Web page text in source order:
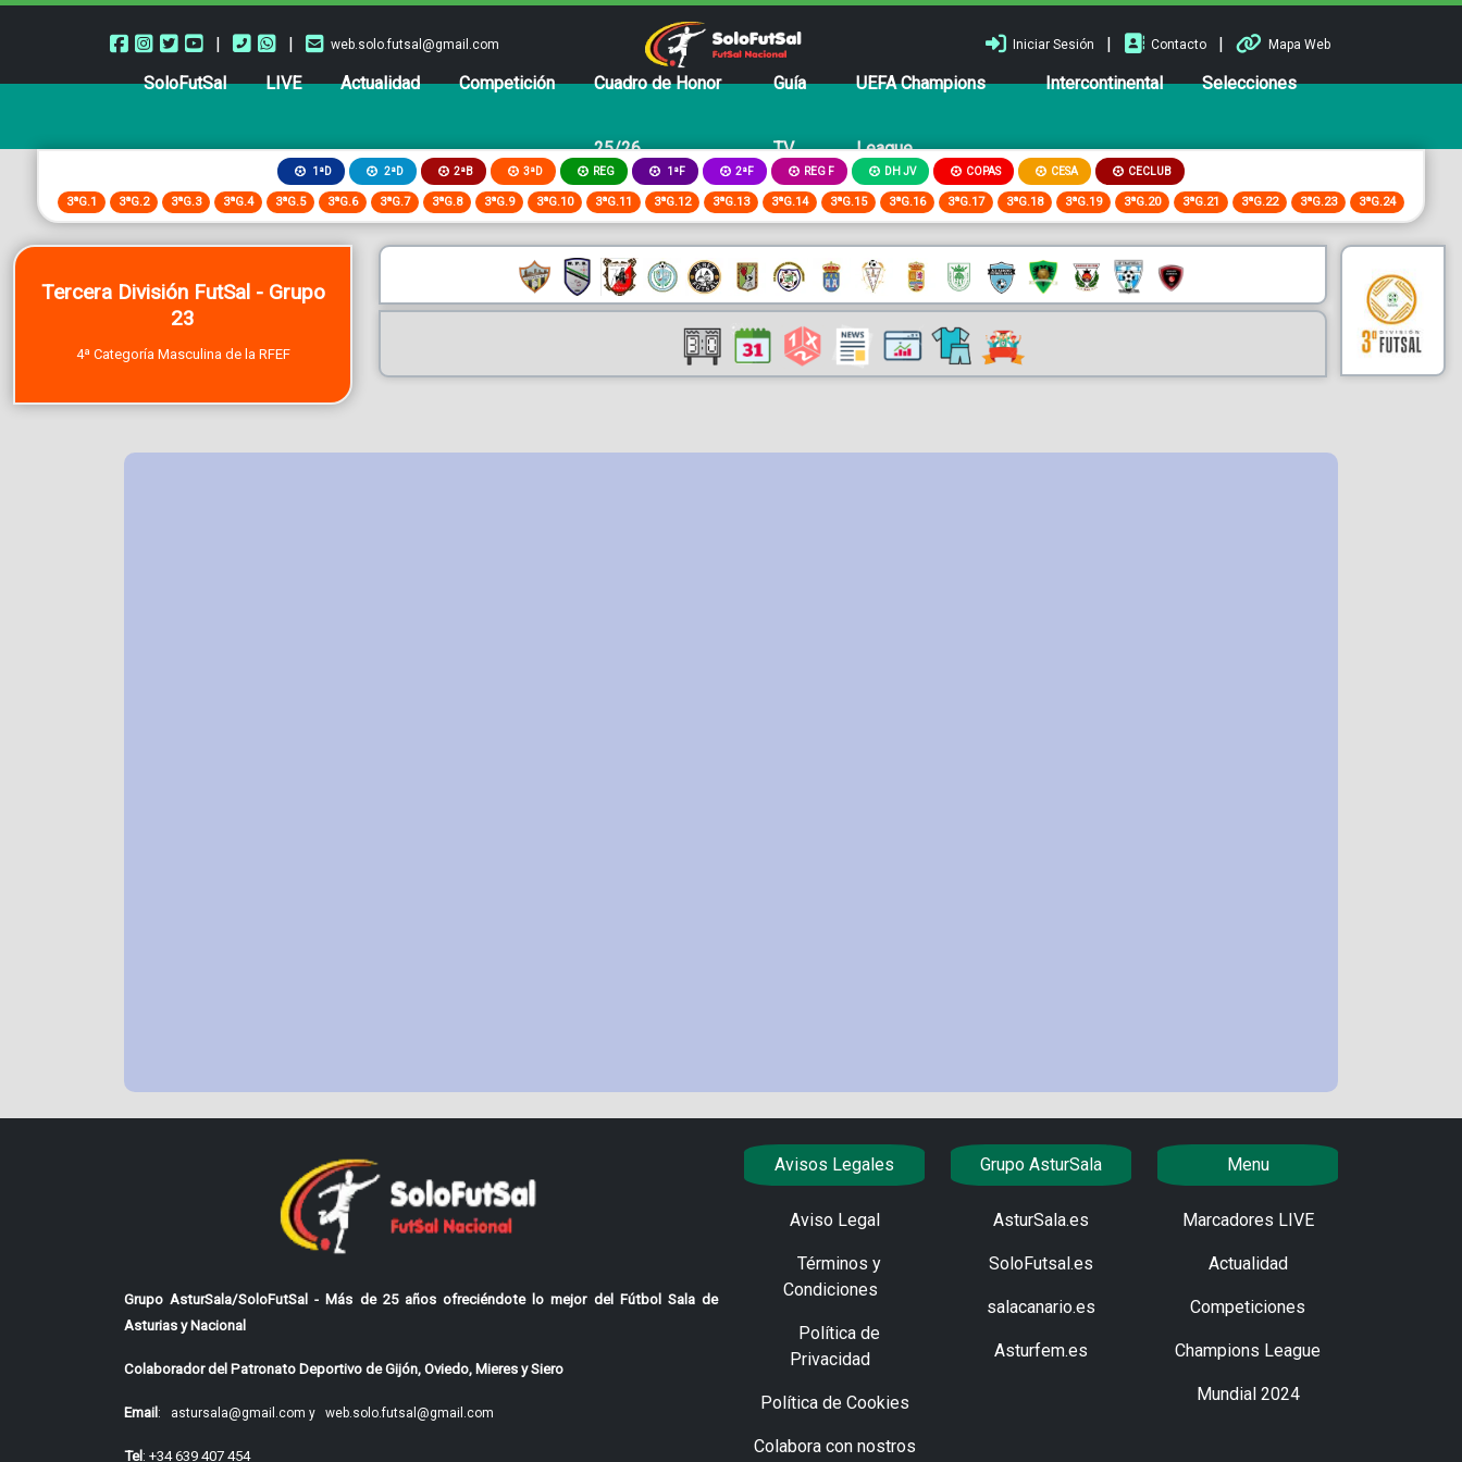
| | web.solo.futsal@gmail.com Iniciar Sesión | Contacto | Mapa Web
SoloFutSal LIVE Actualidad Competición Cuadro de Honor
25/26
Guía
TV
UEFA Champions
League
Intercontinental Selecciones
1ªD 2ªD 2ªB 3ªD REG 1ªF 2ªF REG F DH JV COPAS CESA CECLUB
3ªG.1 3ªG.2 3ªG.3 3ªG.4 3ªG.5 3ªG.6 3ªG.7 3ªG.8 3ªG.9 3ªG.10 3ªG.11 3ªG.12 3ªG.13 3ªG.14 3ªG.15 3ªG.16 3ªG.17 3ªG.18 3ªG.19 3ªG.20 3ªG.21 3ªG.22 3ªG.23 3ªG.24
Tercera División FutSal - Grupo
23
4ª Categoría Masculina de la RFEF
Grupo AsturSala/SoloFutSal - Más de 25 años ofreciéndote lo mejor del Fútbol Sala de
Asturias y Nacional
Colaborador del Patronato Deportivo de Gijón, Oviedo, Mieres y Siero
Email : astursala@gmail.com y web.solo.futsal@gmail.com
Tel : +34 639 407 454
Avisos Legales
Aviso Legal
Términos y
Condiciones
Política de
Privacidad
Política de Cookies
Colabora con nostros
Grupo AsturSala
AsturSala.es
SoloFutsal.es
salacanario.es
Asturfem.es
Menu
Marcadores LIVE
Actualidad
Competiciones
Champions League
Mundial 2024